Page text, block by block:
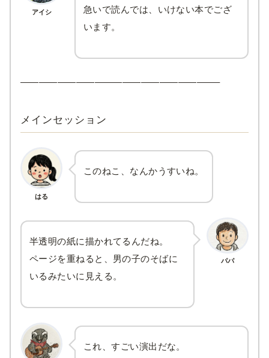
アイシ
急いで読んでは、いけない本でござ
います。
—————————————————————–
メインセッション
はる
このねこ、なんかうすいね。
パパ
半透明の紙に描かれてるんだね。
ページを重ねると、男の子のそばに
いるみたいに見える。
これ、すごい演出だな。